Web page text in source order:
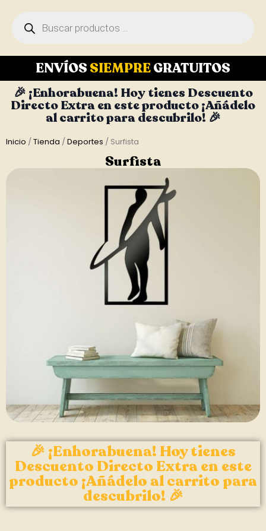
ENVÍOS SIEMPREGRATUITOS
🎉 ¡Enhorabuena! Hoy tienes Descuento
Directo Extra en este producto ¡Añádelo
al carrito para descubrilo! 🎉
Inicio /Tienda /Deportes / Surfista
Surfista
🎉 ¡Enhorabuena! Hoy tienes
Descuento Directo Extra en este
producto ¡Añádelo al carrito para
descubrilo! 🎉